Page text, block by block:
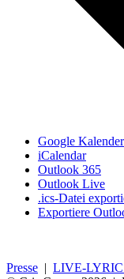
Google Kalender
iCalendar
Outlook 365
Outlook Live
.ics-Datei
Exportiere
Presse | LIVE-